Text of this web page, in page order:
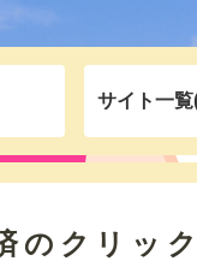
サイト一
のクリッ